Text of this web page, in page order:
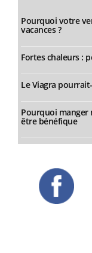
Pourquoi votre
vacances ?
Fortes chaleurs :
Le Viagra
Pourquoi
être bénéfique